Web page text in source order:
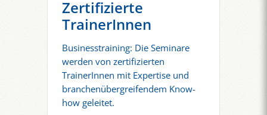
Zertifizierte
TrainerInnen
Businesstraining: Die Seminare
werden von zertifizierten
TrainerInnen mit Expertise und
branchenübergreifendem Know-
how geleitet.